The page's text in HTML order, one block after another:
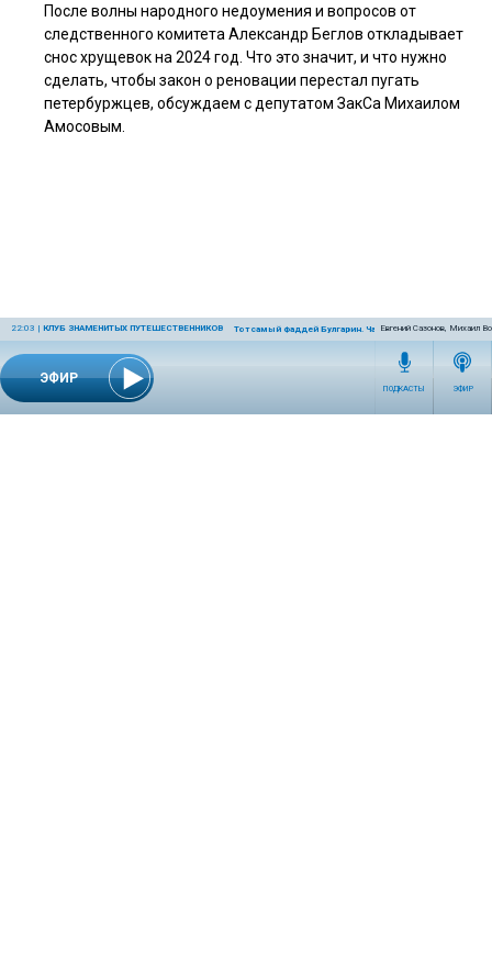
ЭФИР
22:03 | КЛУБ ЗНАМЕНИТЫХ ПУТЕШЕСТВЕННИКОВ Тот самый Фаддей Булгарин. Часть 2Евгений Сазонов, Михаил
ПОДКАСТЫ ЭФИР
После волны народного недоумения и вопросов от
следственного комитета Александр Беглов откладывает
снос хрущевок на 2024 год. Что это значит, и что нужно
сделать, чтобы закон о реновации перестал пугать
петербуржцев, обсуждаем с депутатом ЗакСа Михаилом
Амосовым.